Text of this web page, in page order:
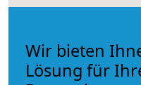
Wir bieten
Lösung für